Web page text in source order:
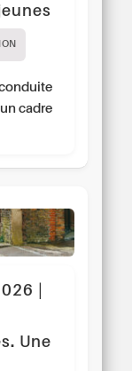
cadre
|
Une